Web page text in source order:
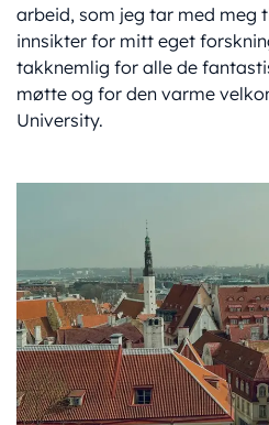
arbeid, som jeg tar med meg
innsikter for mitt eget
takknemlig for alle de
møtte og for den varme
University.